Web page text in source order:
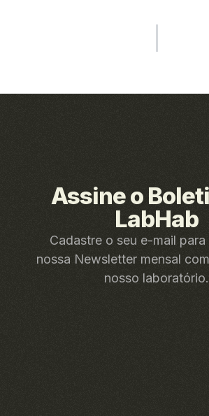
Assine o
LabHab
Cadastre o seu e-mail para
nossa Newsletter mensal
nosso laboratório.